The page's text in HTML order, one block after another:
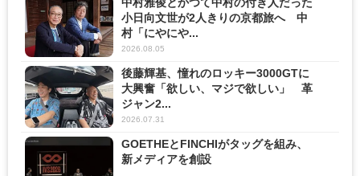
中村雅俊とかつて中村の付き人だった
小日向文世が2人きりの京都旅へ 中
村「にやにや...
2026.08.05
後藤輝基、憧れのロッキー3000GTに
大興奮「欲しい、マジで欲しい」 革
ジャン2...
2026.07.31
GOETHEとFINCHIがタッグを組み、
新メディアを創設